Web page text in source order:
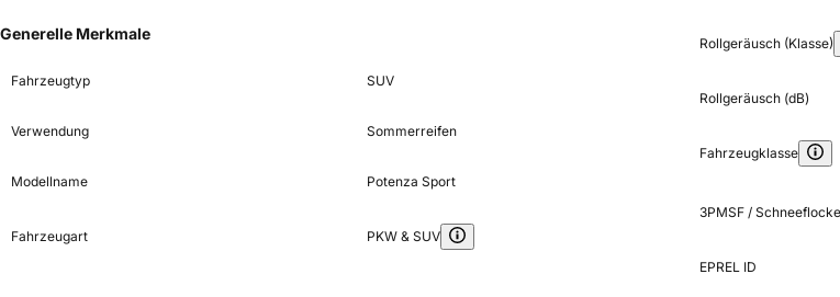
Generelle Merkmale
Fahrzeugtyp SUV
Verwendung Sommerreifen
Modellname Potenza Sport
Fahrzeugart PKW & SUV
Rollgeräusch (Klasse)
Rollgeräusch (dB)
Fahrzeugklasse
3PMSF /
EPREL ID